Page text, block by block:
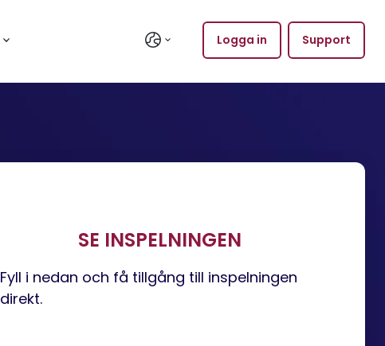
Support
Logga in
SE INSPELNINGEN
Fyll i nedan och få tillgång till inspelningen
direkt.